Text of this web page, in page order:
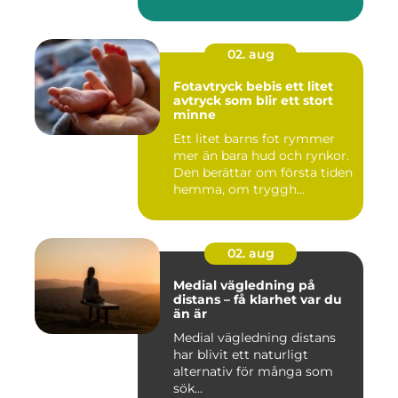
02. aug
Fotavtryck bebis ett litet
avtryck som blir ett stort
minne
Ett litet barns fot rymmer
mer än bara hud och rynkor.
Den berättar om första tiden
hemma, om tryggh...
02. aug
Medial vägledning på
distans – få klarhet var du
än är
Medial vägledning distans
har blivit ett naturligt
alternativ för många som
sök...